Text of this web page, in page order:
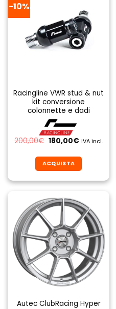
-10%
Racingline VWR stud & nut
kit conversione
colonnette e dadi
200,00€ Il
prezzo
era:
200,00€.
180,00€Il
è:
180,00€.
IVA incl.
ACQUISTA
prodotto
ha
più
varianti.
Le
opzioni
possono
essere
scelte
nella
del
Autec ClubRacing Hyper